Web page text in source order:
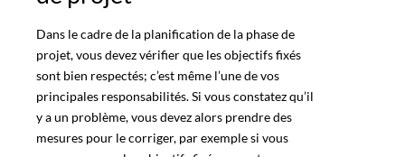
Dans le cadre de la planification de la phase de
projet, vous devez vérifier que les objectifs fixés
sont bien respectés; c’est même l’une de vos
principales responsabilités. Si vous constatez qu’il
y a un problème, vous devez alors prendre des
mesures pour le corriger, par exemple si vous